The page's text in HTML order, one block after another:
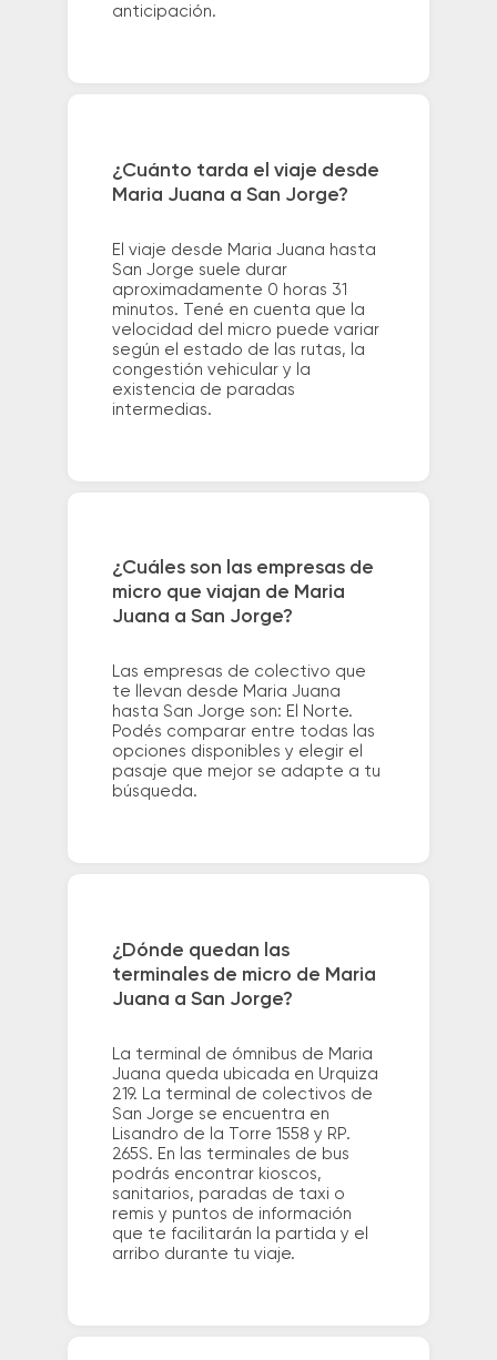
anticipación.
¿Cuánto tarda el viaje desde
Maria Juana a San Jorge?
El viaje desde Maria Juana hasta
San Jorge suele durar
aproximadamente 0 horas 31
minutos. Tené en cuenta que la
velocidad del micro puede variar
según el estado de las rutas, la
congestión vehicular y la
existencia de paradas
intermedias.
¿Cuáles son las empresas de
micro que viajan de Maria
Juana a San Jorge?
Las empresas de colectivo que
te llevan desde Maria Juana
hasta San Jorge son: El Norte.
Podés comparar entre todas las
opciones disponibles y elegir el
pasaje que mejor se adapte a tu
búsqueda.
¿Dónde quedan las
terminales de micro de Maria
Juana a San Jorge?
La terminal de ómnibus de Maria
Juana queda ubicada en Urquiza
219. La terminal de colectivos de
San Jorge se encuentra en
Lisandro de la Torre 1558 y RP.
265S. En las terminales de bus
podrás encontrar kioscos,
sanitarios, paradas de taxi o
remis y puntos de información
que te facilitarán la partida y el
arribo durante tu viaje.